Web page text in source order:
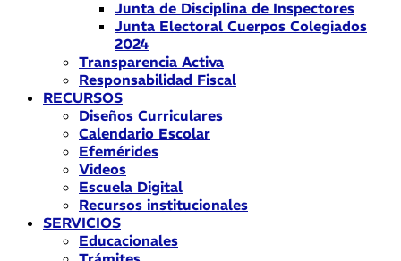
Junta de Disciplina de Inspectores
Junta Electoral Cuerpos Colegiados
2024
Transparencia Activa
Responsabilidad Fiscal
RECURSOS
Diseños Curriculares
Calendario Escolar
Efemérides
Videos
Escuela Digital
Recursos institucionales
SERVICIOS
Educacionales